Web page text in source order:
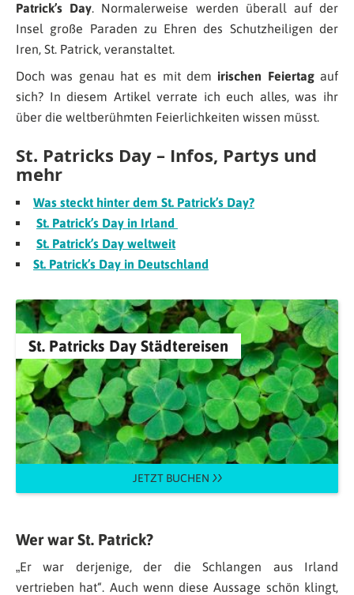
Patrick’s Day. Normalerweise werden überall auf der
Insel große Paraden zu Ehren des Schutzheiligen der
Iren, St. Patrick, veranstaltet.
Doch was genau hat es mit dem irischen Feiertagauf
sich? In diesem Artikel verrate ich euch alles, was ihr
über die weltberühmten Feierlichkeiten wissen müsst.
St. Patricks Day – Infos, Partys und
mehr
Was steckt hinter dem St. Patrick’s Day?
St. Patrick’s Day in Irland
St. Patrick’s Day weltweit
St. Patrick’s Day in Deutschland
St. Patricks Day Städtereisen
JETZT BUCHEN
Wer war St. Patrick?
„Er war derjenige, der die Schlangen aus Irland
vertrieben hat“. Auch wenn diese Aussage schön klingt,